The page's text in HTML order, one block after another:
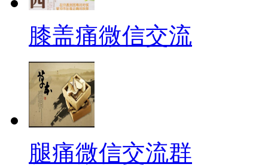
膝盖痛微信交流
腿痛微信交流群